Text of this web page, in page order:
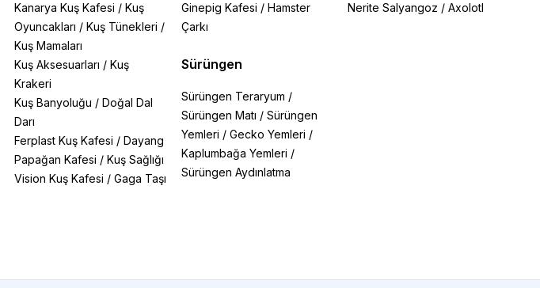
Kanarya Kuş Kafesi / Kuş
Oyuncakları / Kuş Tünekleri /
Kuş Mamaları
Kuş Aksesuarları / Kuş
Krakeri
Kuş Banyoluğu / Doğal Dal
Darı
Ferplast Kuş Kafesi / Dayang
Papağan Kafesi / Kuş Sağlığı
Vision Kuş Kafesi / Gaga Taşı
Ginepig Kafesi / Hamster
Çarkı
Sürüngen
Sürüngen Teraryum /
Sürüngen Matı / Sürüngen
Yemleri / Gecko Yemleri /
Kaplumbağa Yemleri /
Sürüngen Aydınlatma
Nerite Salyangoz /Axolotl